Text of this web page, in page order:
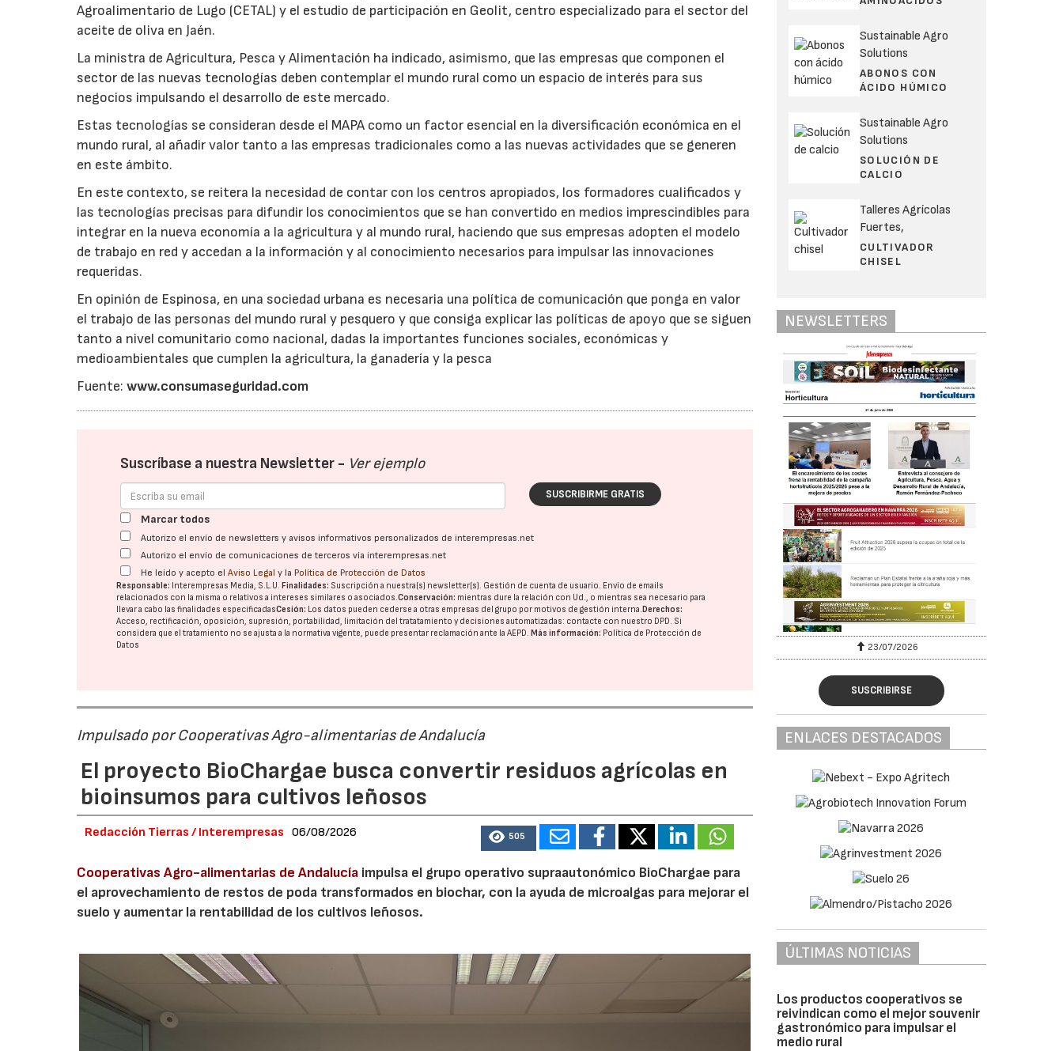
Agroalimentario de Lugo (CETAL) y el estudio de participación en Geolit, centro especializado para el sector del
aceite de oliva en Jaén.
La ministra de Agricultura, Pesca y Alimentación ha indicado, asimismo, que las empresas que componen el
sector de las nuevas tecnologías deben contemplar el mundo rural como un espacio de interés para sus
negocios impulsando el desarrollo de este mercado.
Estas tecnologías se consideran desde el MAPA como un factor esencial en la diversificación económica en el
mundo rural, al añadir valor tanto a las empresas tradicionales como a las nuevas actividades que se generen
en este ámbito.
En este contexto, se reitera la necesidad de contar con los centros apropiados, los formadores cualificados y
las tecnologías precisas para difundir los conocimientos que se han convertido en medios imprescindibles para
integrar en la nueva economía a la agricultura y al mundo rural, haciendo que sus empresas adopten el modelo
de trabajo en red y accedan a la información y al conocimiento necesarios para impulsar las innovaciones
requeridas.
En opinión de Espinosa, en una sociedad urbana es necesaria una política de comunicación que ponga en valor
el trabajo de las personas del mundo rural y pesquero y que consiga explicar las políticas de apoyo que se siguen
tanto a nivel comunitario como nacional, dadas la importantes funciones sociales, económicas y
medioambientales que cumplen la agricultura, la ganadería y la pesca
Fuente:www.consumaseguridad.com
Suscríbase a nuestra Newsletter - Ver ejemplo
SUSCRIBIRME GRATIS
Marcar todos
Autorizo el envío de newsletters y avisos informativos personalizados de interempresas.net
Autorizo el envío de comunicaciones de terceros vía interempresas.net
He leído y acepto elAviso Legal y la Política de Protección de Datos
Responsable: Interempresas Media, S.L.U. Finalidades: Suscripción a nuestra(s) newsletter(s). Gestión de cuenta de usuario. Envío de emails
relacionados con la misma o relativos a intereses similares o asociados.Conservación: mientras dure la relación con Ud., o mientras sea necesario para
llevar a cabo las finalidades especificadasCesión: Los datos pueden cederse a otras empresas del grupo por motivos de gestión interna. Derechos:
Acceso, rectificación, oposición, supresión, portabilidad, limitación del tratatamiento y decisiones automatizadas: contacte con nuestro DPD. Si
considera que el tratamiento no se ajusta a la normativa vigente, puede presentar reclamación ante laAEPD. Más información: Política de Protección de
Datos
Impulsado por Cooperativas Agro-alimentarias de Andalucía
El proyecto BioChargae busca convertir residuos agrícolas en
bioinsumos para cultivos leñosos
Redacción Tierras / Interempresas 06/08/2026 505
Cooperativas Agro-alimentarias de Andalucía impulsa el grupo operativo supraautonómico BioChargae para
el aprovechamiento de restos de poda transformados en biochar, con la ayuda de microalgas para mejorar el
suelo y aumentar la rentabilidad de los cultivos leñosos.
Sustainable Agro
Solutions
ABONOS CON
ÁCIDO HÚMICO
Sustainable Agro
Solutions
SOLUCIÓN DE
CALCIO
Talleres Agrícolas
Fuertes,
CULTIVADOR
CHISEL
NEWSLETTERS
23/07/2026
SUSCRIBIRSE
ENLACES DESTACADOS
ÚLTIMAS NOTICIAS
Los productos cooperativos se
reivindican como el mejor souvenir
gastronómico para impulsar el
medio rural